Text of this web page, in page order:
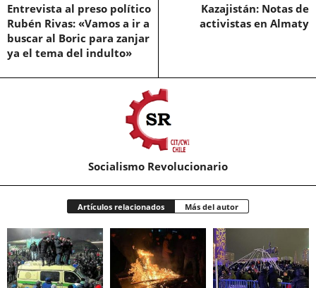
Entrevista al preso político
Rubén Rivas: «Vamos a ir a
buscar al Boric para zanjar
ya el tema del indulto»
Kazajistán: Notas de
activistas en Almaty
Socialismo Revolucionario
Artículos relacionados Más del autor